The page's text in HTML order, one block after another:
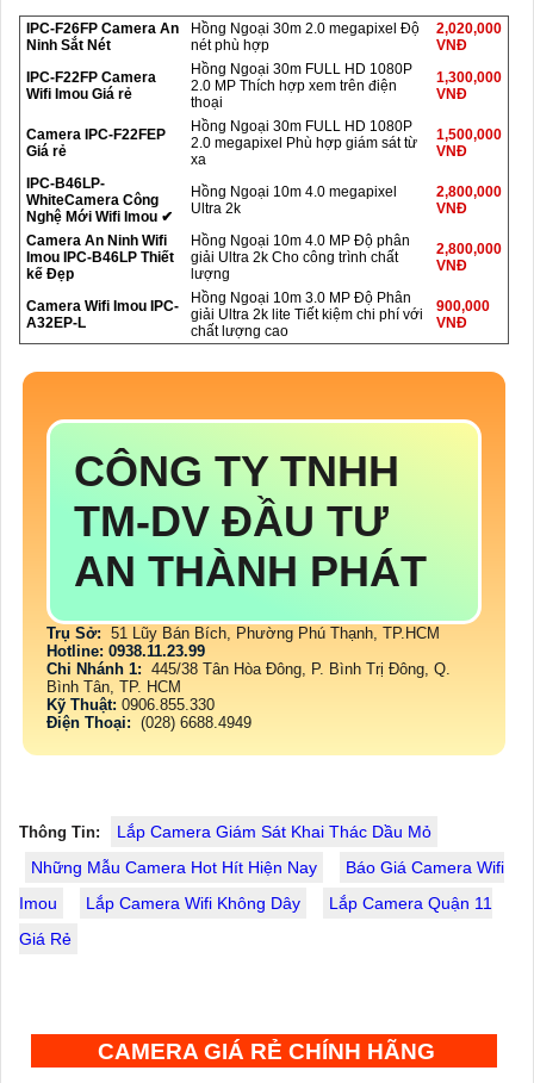
IPC-F26FP Camera An
Ninh Sắt Nét
Hồng Ngoại 30m 2.0 megapixel Độ
nét phù hợp
2,020,000
VNĐ
IPC-F22FP Camera
Wifi Imou Giá rẻ
Hồng Ngoại 30m FULL HD 1080P
2.0 MP Thích hợp xem trên điện
thoại
1,300,000
VNĐ
Camera IPC-F22FEP
Giá rẻ
Hồng Ngoại 30m FULL HD 1080P
2.0 megapixel Phù hợp giám sát từ
xa
1,500,000
VNĐ
IPC-B46LP-
WhiteCamera Công
Nghệ Mới Wifi Imou ✔
Hồng Ngoại 10m 4.0 megapixel
Ultra 2k
2,800,000
VNĐ
Camera An Ninh Wifi
Imou IPC-B46LP Thiết
kế Đẹp
Hồng Ngoại 10m 4.0 MP Độ phân
giải Ultra 2k Cho công trình chất
lượng
2,800,000
VNĐ
Camera Wifi Imou IPC-
A32EP-L
Hồng Ngoại 10m 3.0 MP Độ Phân
giải Ultra 2k lite Tiết kiệm chi phí với
chất lượng cao
900,000
VNĐ
CÔNG TY TNHH
TM-DV ĐẦU TƯ
AN THÀNH PHÁT
Trụ Sở: 51 Lũy Bán Bích, Phường Phú Thạnh, TP.HCM
Hotline: 0938.11.23.99
Chi Nhánh 1: 445/38 Tân Hòa Đông, P. Bình Trị Đông, Q.
Bình Tân, TP. HCM
Kỹ Thuật: 0906.855.330
Điện Thoại: (028) 6688.4949
Thông Tin:
Lắp Camera Giám Sát Khai Thác Dầu Mỏ
Những Mẫu Camera Hot Hít Hiện Nay
Báo Giá Camera Wifi
Imou
Lắp Camera Wifi Không Dây
Lắp Camera Quận 11
Giá Rẻ
CAMERA GIÁ RẺ CHÍNH HÃNG